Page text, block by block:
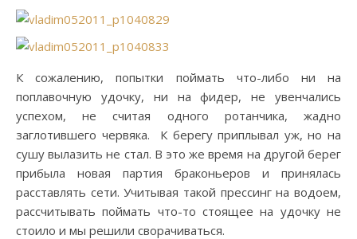
К сожалению, попытки поймать что-либо ни на
поплавочную удочку, ни на фидер, не увенчались
успехом, не считая одного ротанчика, жадно
заглотившего червяка. К берегу приплывал уж, но на
сушу вылазить не стал. В это же время на другой берег
прибыла новая партия браконьеров и принялась
расставлять сети. Учитывая такой прессинг на водоем,
рассчитывать поймать что-то стоящее на удочку не
стоило и мы решили сворачиваться.